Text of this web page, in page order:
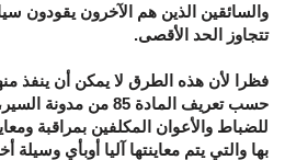
والسائقين الذين هم الآخرون يقودون
تتجاوز الحد الأقصى.
فظرا لأن هذه الطرق لا يمكن أن ينفذ
حسب تعريف المادة 85
للضباط والأعوان المكلفين بمراقبة
بها والتي يتم معاينتها آليا أوبأي